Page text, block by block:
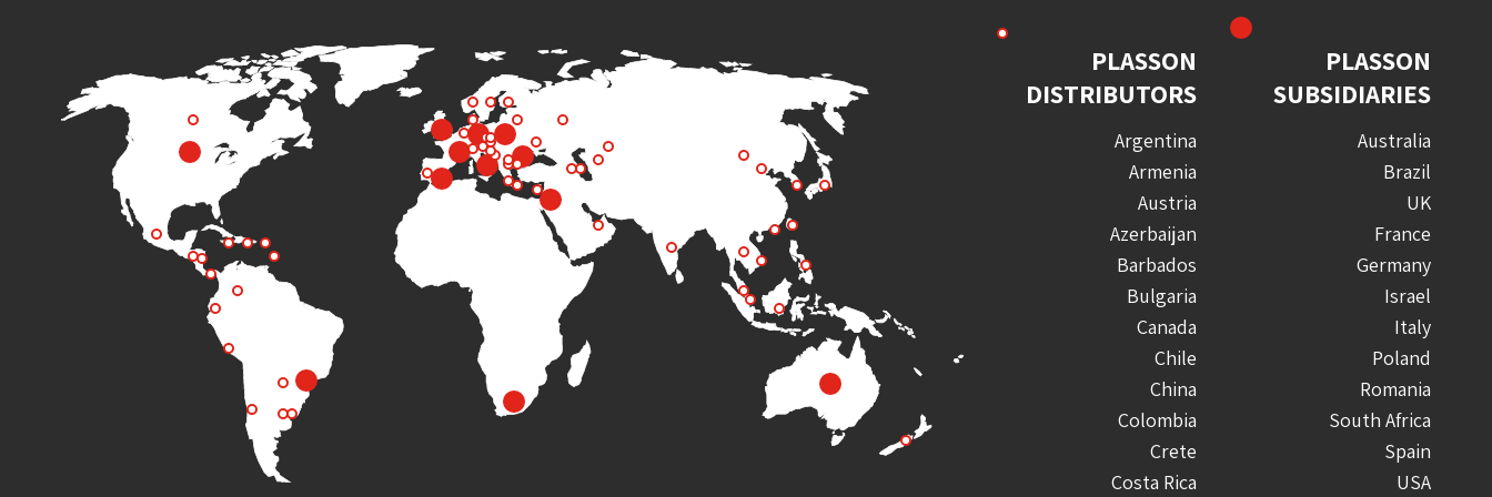
PLASSON
SUBSIDIARIES
Australia
Brazil
UK
France
Germany
Israel
Italy
Poland
Romania
South Africa
Spain
USA
PLASSON
DISTRIBUTORS
Argentina
Armenia
Austria
Azerbaijan
Barbados
Bulgaria
Canada
Chile
China
Colombia
Crete
Costa Rica